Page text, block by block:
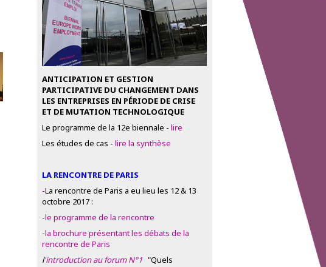
ANTICIPATION ET GESTION
PARTICIPATIVE DU CHANGEMENT DANS
LES ENTREPRISES EN PÉRIODE DE CRISE
ET DE MUTATION TECHNOLOGIQUE
Le programme de la 12e biennale - lire
Les études de cas - lire la synthèse
LA RENCONTRE DE PARIS
-La rencontre de Paris a eu lieu les 12 & 13
octobre 2017 :
-le programme de la rencontre
-la brochure présentant les débats de la
rencontre de Paris
l'introduction au forum N°1 "Quels